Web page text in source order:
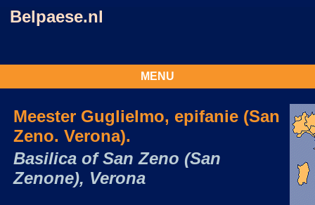
Belpaese.nl
MENU
Meester Guglielmo, epifanie (San
Zeno. Verona).
Basilica of San Zeno (San
Zenone), Verona